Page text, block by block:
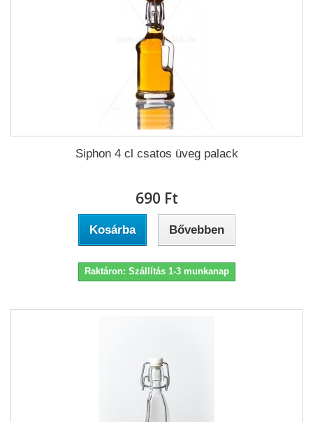
Siphon 4 cl csatos üveg palack
690 Ft‎
Kosárba Bővebben
Raktáron: Szállítás 1-3 munkanap